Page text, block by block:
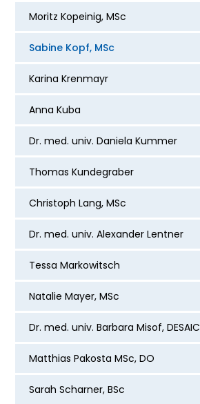
Moritz Kopeinig, MSc
Sabine Kopf, MSc
Karina Krenmayr
Anna Kuba
Dr. med. univ. Daniela Kummer
Thomas Kundegraber
Christoph Lang, MSc
Dr. med. univ. Alexander Lentner
Tessa Markowitsch
Natalie Mayer, MSc
Dr. med. univ. Barbara Misof, DESAIC
Matthias Pakosta MSc, DO
Sarah Scharner, BSc